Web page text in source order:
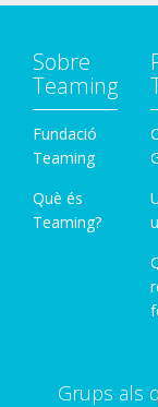
Sobre
Teaming
Fundació
Teaming
Què és
Teaming?
Grups als